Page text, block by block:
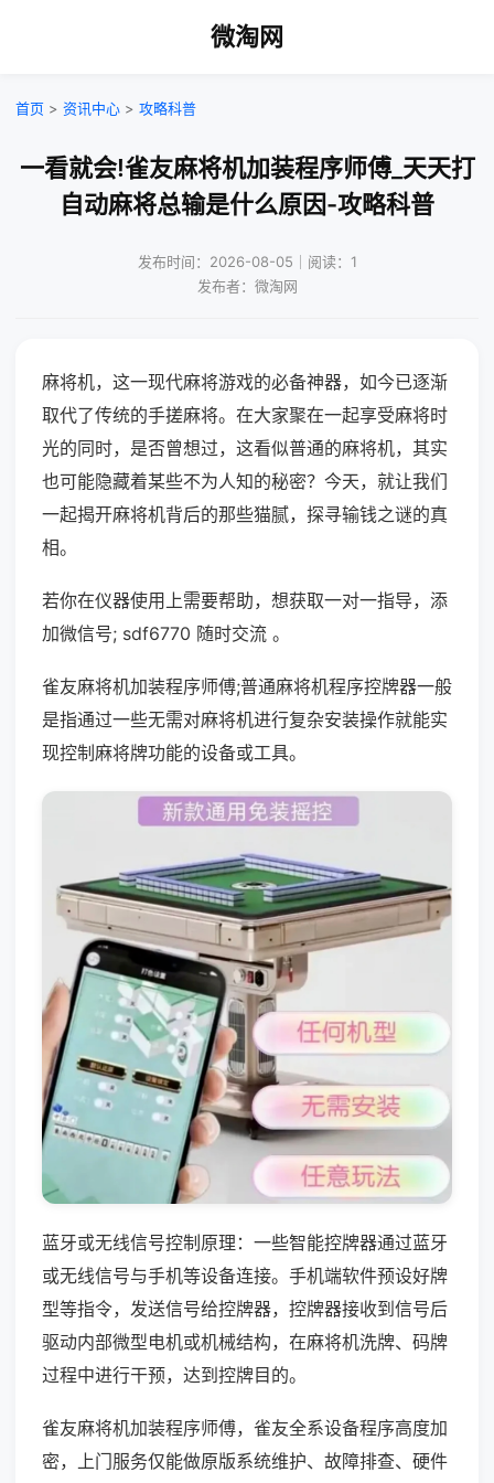
微淘网
首页 > 资讯中心 > 攻略科普
一看就会!雀友麻将机加装程序师傅_天天打
自动麻将总输是什么原因-攻略科普
发布时间：2026-08-05｜阅读：1
发布者：微淘网
麻将机，这一现代麻将游戏的必备神器，如今已逐渐
取代了传统的手搓麻将。在大家聚在一起享受麻将时
光的同时，是否曾想过，这看似普通的麻将机，其实
也可能隐藏着某些不为人知的秘密？今天，就让我们
一起揭开麻将机背后的那些猫腻，探寻输钱之谜的真
相。
若你在仪器使用上需要帮助，想获取一对一指导，添
加微信号; sdf6770 随时交流 。
雀友麻将机加装程序师傅;普通麻将机程序控牌器一般
是指通过一些无需对麻将机进行复杂安装操作就能实
现控制麻将牌功能的设备或工具。
蓝牙或无线信号控制原理：一些智能控牌器通过蓝牙
或无线信号与手机等设备连接。手机端软件预设好牌
型等指令，发送信号给控牌器，控牌器接收到信号后
驱动内部微型电机或机械结构，在麻将机洗牌、码牌
过程中进行干预，达到控牌目的。
雀友麻将机加装程序师傅，雀友全系设备程序高度加
密，上门服务仅能做原版系统维护、故障排查、硬件